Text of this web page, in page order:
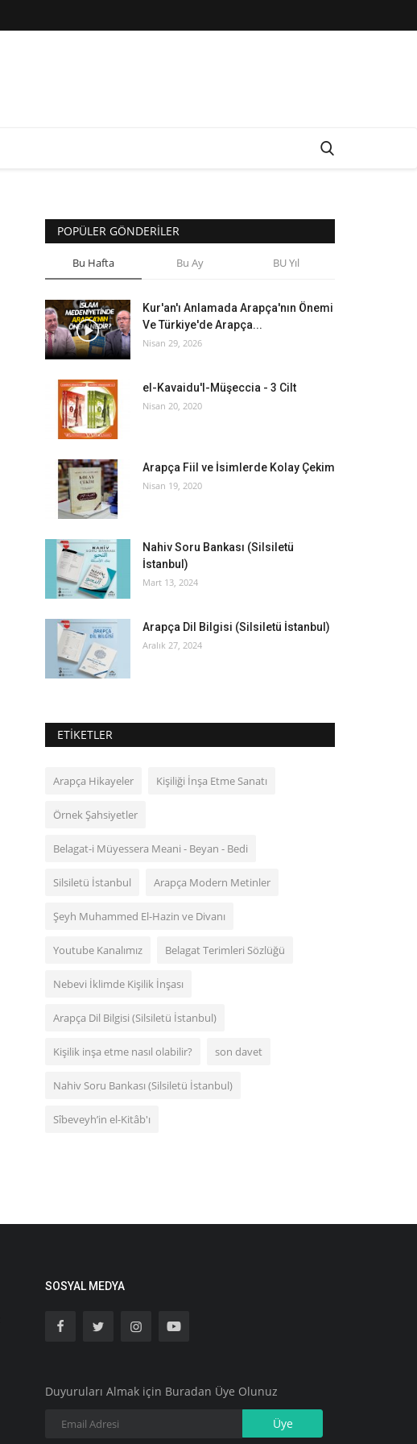
POPÜLER GÖNDERILER
Bu Hafta Bu Ay BU Yıl
Kur'an'ı Anlamada Arapça'nın Önemi
Ve Türkiye'de Arapça...
Nisan 29, 2026
el-Kavaidu'l-Müşeccia - 3 Cilt
Nisan 20, 2020
Arapça Fiil ve İsimlerde Kolay Çekim
Nisan 19, 2020
Nahiv Soru Bankası (Silsiletü
İstanbul)
Mart 13, 2024
Arapça Dil Bilgisi (Silsiletü İstanbul)
Aralık 27, 2024
ETIKETLER
Arapça Hikayeler Kişiliği İnşa Etme Sanatı
Örnek Şahsiyetler
Belagat-i Müyessera Meani - Beyan - Bedi
Silsiletü İstanbul Arapça Modern Metinler
Şeyh Muhammed El-Hazin ve Divanı
Youtube Kanalımız Belagat Terimleri Sözlüğü
Nebevi İklimde Kişilik İnşası
Arapça Dil Bilgisi (Silsiletü İstanbul)
Kişilik inşa etme nasıl olabilir? son davet
Nahiv Soru Bankası (Silsiletü İstanbul)
Sîbeveyh’in el-Kitâb'ı
SOSYAL MEDYA
Duyuruları Almak için Buradan Üye Olunuz
Üye